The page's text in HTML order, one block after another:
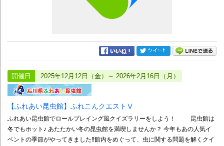
開催日 2025年12月12日（金）～ 2026年2月16日（月）
【ふれあい昆虫館】ふれこんクエストⅤ
ふれあい昆虫館でロールプレイング風クイズラリーをしよう！ 昆虫館は
冬でもホット♪ あたたかい冬の昆虫館を満喫しませんか？ 今年もあの人気イ
ベントの季節がやってきました‼館内をめぐって、虫に関する問題を解くクイ